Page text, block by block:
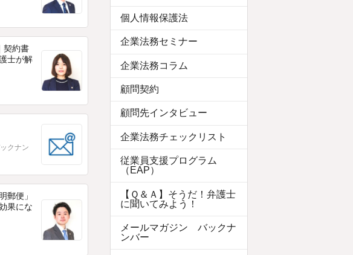
契約書
士が解
クナン
郵便」
果にな
個人情報保護法
企業法務セミナー
企業法務コラム
顧問契約
顧問先インタビュー
企業法務チェックリスト
従業員支援プログラム
（EAP）
【Ｑ＆Ａ】そうだ！弁護士
に聞いてみよう！
メールマガジン バックナ
ンバー